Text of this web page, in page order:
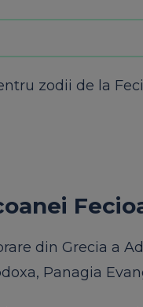
zodii de la
din Grecia a
Panagia